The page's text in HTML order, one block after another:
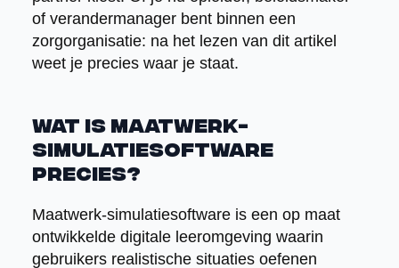
of verandermanager bent binnen een
zorgorganisatie: na het lezen van dit artikel
weet je precies waar je staat.
Wat is maatwerk-
simulatiesoftware
precies?
Maatwerk-simulatiesoftware is een op maat
ontwikkelde digitale leeromgeving waarin
gebruikers realistische situaties oefenen